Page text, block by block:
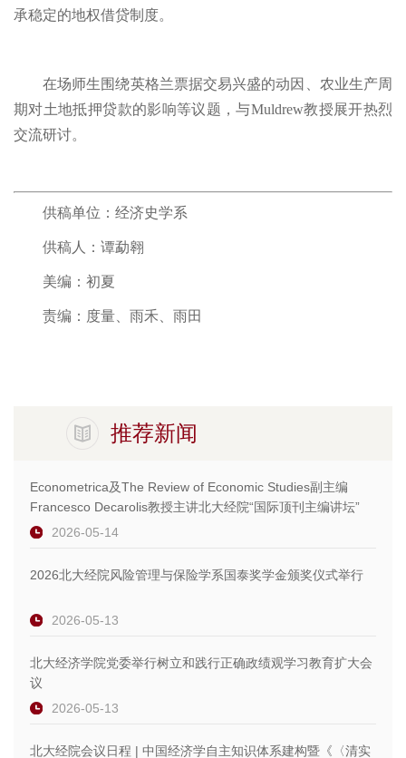
承稳定的地权借贷制度。
在场师生围绕英格兰票据交易兴盛的动因、农业生产周
期对土地抵押贷款的影响等议题，与Muldrew教授展开热烈
交流研讨。
供稿单位：经济史学系
供稿人：谭勐翱
美编：初夏
责编：度量、雨禾、雨田
推荐新闻
Econometrica及The Review of Economic Studies副主编
Francesco Decarolis教授主讲北大经院“国际顶刊主编讲坛”
2026-05-14
2026北大经院风险管理与保险学系国泰奖学金颁奖仪式举行
2026-05-13
北大经济学院党委举行树立和践行正确政绩观学习教育扩大会
议
2026-05-13
北大经院会议日程 | 中国经济学自主知识体系建构暨《〈清实